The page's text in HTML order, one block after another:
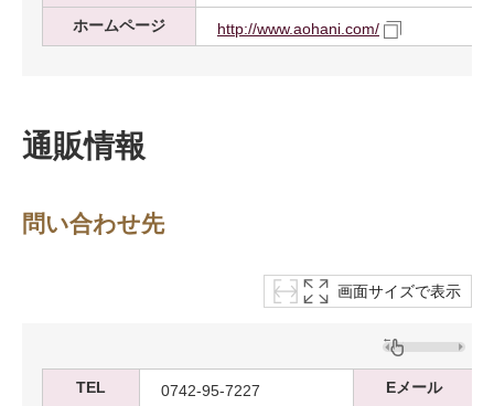
ホームページ
http://www.aohani.com/
通販情報
問い合わせ先
画面サイズで表示
TEL 0742-95-7227 Eメール